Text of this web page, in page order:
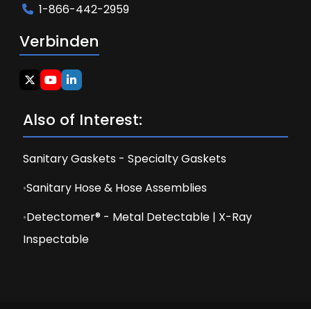
1-866-442-2959
Verbinden
Also of Interest:
Sanitary Gaskets - Specialty Gaskets
Sanitary Hose & Hose Assemblies
Detectomer® - Metal Detectable | X-Ray
Inspectable